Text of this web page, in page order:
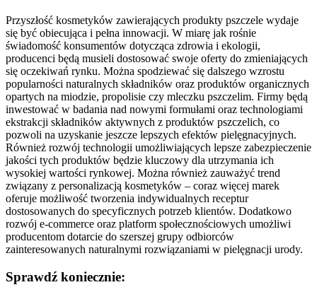
Przyszłość kosmetyków zawierających produkty pszczele wydaje
się być obiecująca i pełna innowacji. W miarę jak rośnie
świadomość konsumentów dotycząca zdrowia i ekologii,
producenci będą musieli dostosować swoje oferty do zmieniających
się oczekiwań rynku. Można spodziewać się dalszego wzrostu
popularności naturalnych składników oraz produktów organicznych
opartych na miodzie, propolisie czy mleczku pszczelim. Firmy będą
inwestować w badania nad nowymi formułami oraz technologiami
ekstrakcji składników aktywnych z produktów pszczelich, co
pozwoli na uzyskanie jeszcze lepszych efektów pielęgnacyjnych.
Również rozwój technologii umożliwiających lepsze zabezpieczenie
jakości tych produktów będzie kluczowy dla utrzymania ich
wysokiej wartości rynkowej. Można również zauważyć trend
związany z personalizacją kosmetyków – coraz więcej marek
oferuje możliwość tworzenia indywidualnych receptur
dostosowanych do specyficznych potrzeb klientów. Dodatkowo
rozwój e-commerce oraz platform społecznościowych umożliwi
producentom dotarcie do szerszej grupy odbiorców
zainteresowanych naturalnymi rozwiązaniami w pielęgnacji urody.
Sprawdź koniecznie: